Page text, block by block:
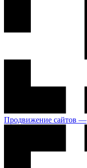
Продвижение сайтов —